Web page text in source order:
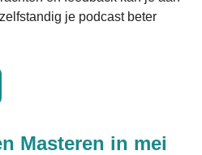
je podcast beter
Masteren in mei